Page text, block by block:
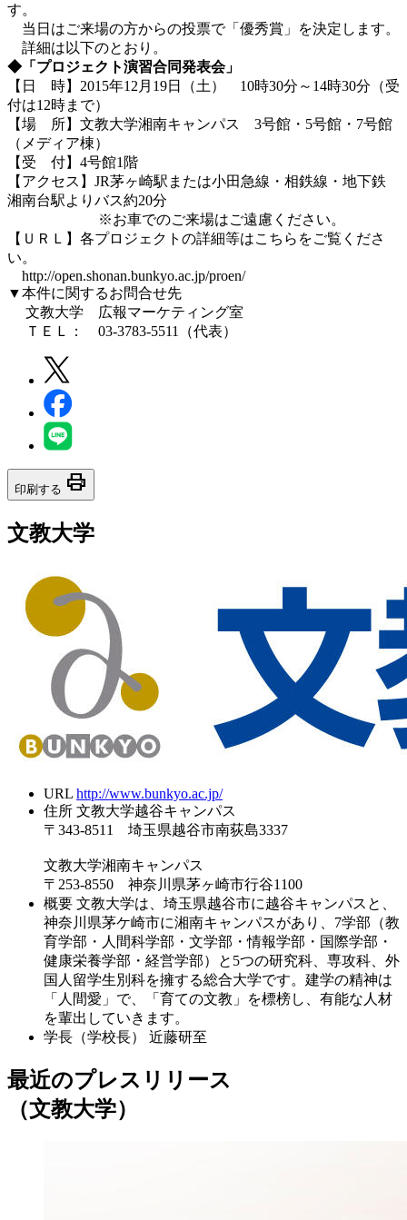
す。
当日はご来場の方からの投票で「優秀賞」を決定します。
詳細は以下のとおり。
◆「プロジェクト演習合同発表会」
【日 時】2015年12月19日（土） 10時30分～14時30分（受
付は12時まで）
【場 所】文教大学湘南キャンパス 3号館・5号館・7号館
（メディア棟）
【受 付】4号館1階
【アクセス】JR茅ヶ崎駅または小田急線・相鉄線・地下鉄
湘南台駅よりバス約20分
※お車でのご来場はご遠慮ください。
【ＵＲＬ】各プロジェクトの詳細等はこちらをご覧くださ
い。
http://open.shonan.bunkyo.ac.jp/proen/
▼本件に関するお問合せ先
文教大学 広報マーケティング室
ＴＥＬ： 03-3783-5511（代表）
印刷する print
文教大学
URL http://www.bunkyo.ac.jp/
住所 文教大学越谷キャンパス
〒343-8511 埼玉県越谷市南荻島3337
文教大学湘南キャンパス
〒253-8550 神奈川県茅ヶ崎市行谷1100
概要 文教大学は、埼玉県越谷市に越谷キャンパスと、
神奈川県茅ケ崎市に湘南キャンパスがあり、7学部（教
育学部・人間科学部・文学部・情報学部・国際学部・
健康栄養学部・経営学部）と5つの研究科、専攻科、外
国人留学生別科を擁する総合大学です。建学の精神は
「人間愛」で、「育ての文教」を標榜し、有能な人材
を輩出していきます。
学長（学校長）
近藤研至
最近のプレスリリース
（文教大学）